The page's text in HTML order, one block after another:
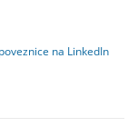
na LinkedIn